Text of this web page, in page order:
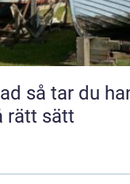
om
rätt sätt